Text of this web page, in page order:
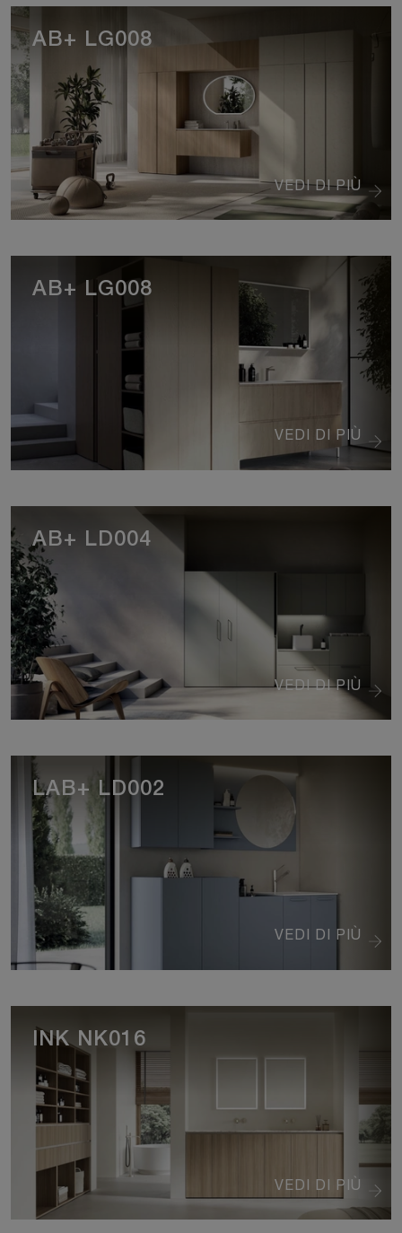
VEDI DI PIÙ
AB+ LG008
VEDI DI PIÙ
AB+ LG008
VEDI DI PIÙ
AB+ LD004
VEDI DI PIÙ
LAB+ LD002
VEDI DI PIÙ
INK NK016